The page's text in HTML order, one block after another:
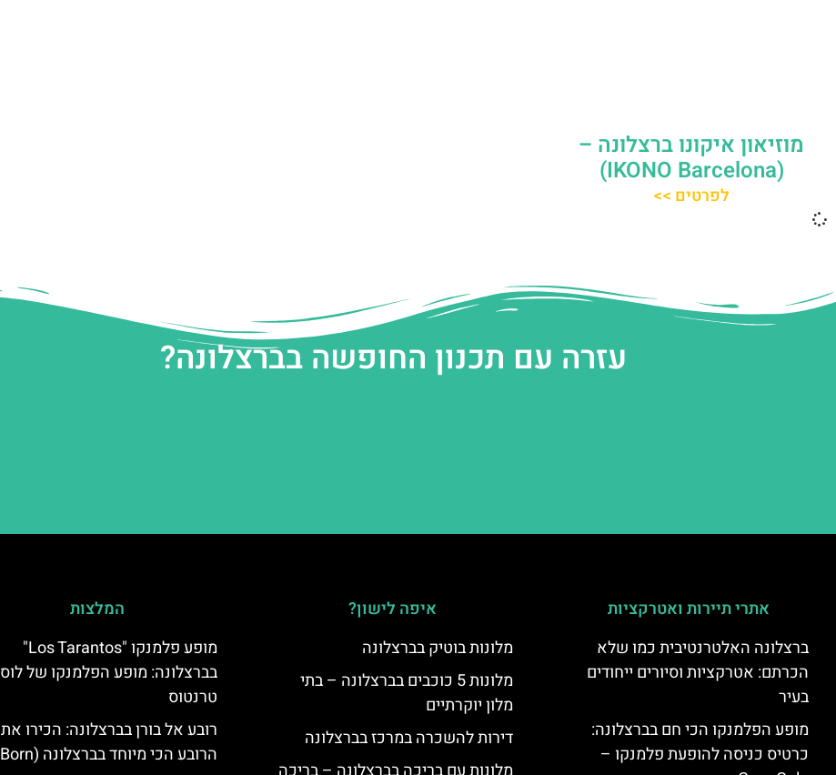
מוזיאון איקונו ברצלונה –
(IKONO Barcelona)
לפרטים >>
עזרה עם תכנון החופשה בברצלונה?
אתרי תיירות ואטרקציות
ברצלונה האלטרנטיבית כמו שלא
הכרתם: אטרקציות וסיורים ייחודים
בעיר
מופע הפלמנקו הכי חם בברצלונה:
כרטיס כניסה להופעת פלמנקו –
איפה לישון?
מלונות בוטיק בברצלונה
מלונות 5 כוכבים בברצלונה – בתי
מלון יוקרתיים
דירות להשכרה במרכז בברצלונה
המלצות
מופע פלמנקו "Los Tarantos"
בברצלונה: מופע הפלמנקו של לוס
טרנטוס
רובע אל בורן בברצלונה: הכירו את
הרובע הכי מיוחד בברצלונה (El Born)